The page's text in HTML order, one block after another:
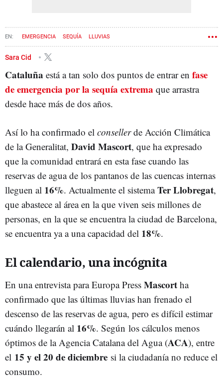
EMERGENCIA SEQUÍA LLUVIAS
Sara Cid
Cataluña está a tan solo dos puntos de entrar en fase
de emergencia por la sequía extrema que arrastra
desde hace más de dos años.
Así lo ha confirmado el consellerde Acción Climática
de la Generalitat, David Mascort, que ha expresado
que la comunidad entrará en esta fase cuando las
reservas de agua de los pantanos de las cuencas internas
lleguen al 16%. Actualmente el sistemaTer Llobregat,
que abastece al área en la que viven seis millones de
personas, en la que se encuentra la ciudad de Barcelona,
se encuentra ya a una capacidad del 18%.
El calendario, una incógnita
En una entrevista para Europa Press Mascort ha
confirmado que las últimas lluvias han frenado el
descenso de las reservas de agua, pero es difícil estimar
cuándo llegarán al 16%. Según los cálculos menos
óptimos de la Agencia Catalana del Agua (ACA), entre
el 15 y el 20 de diciembre si la ciudadanía no reduce el
consumo.